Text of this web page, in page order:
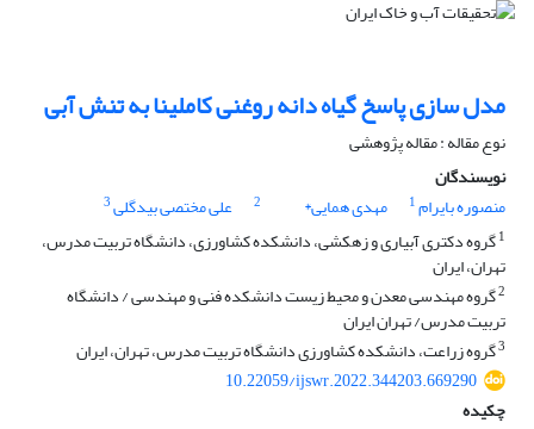
مدل سازی پاسخ گیاه دانه روغنی کاملینا به تنش آبی
نوع مقاله : مقاله پژوهشی
نویسندگان
منصوره بایرام1 مهدی همایی* 2 علی مختصی بیدگلی3
1گروه دکتری آبیاری و زهکشی، دانشکده کشاورزی، دانشگاه تربیت مدرس،
تهران، ایران
2گروه مهندسی معدن و محیط زیست دانشکده فنی و مهندسی / دانشگاه
تربیت مدرس/ تهران ایران
3گروه زراعت، دانشکده کشاورزی دانشگاه تربیت مدرس، تهران، ایران
10.22059/ijswr.2022.344203.669290
چکیده